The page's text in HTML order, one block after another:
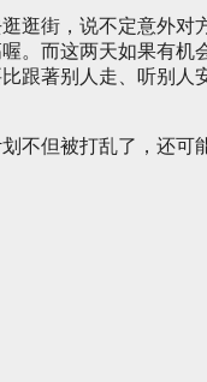
逛街，说不定意外对
。而这两天如果有机
跟著别人走、听别人
不但被打乱了，还可